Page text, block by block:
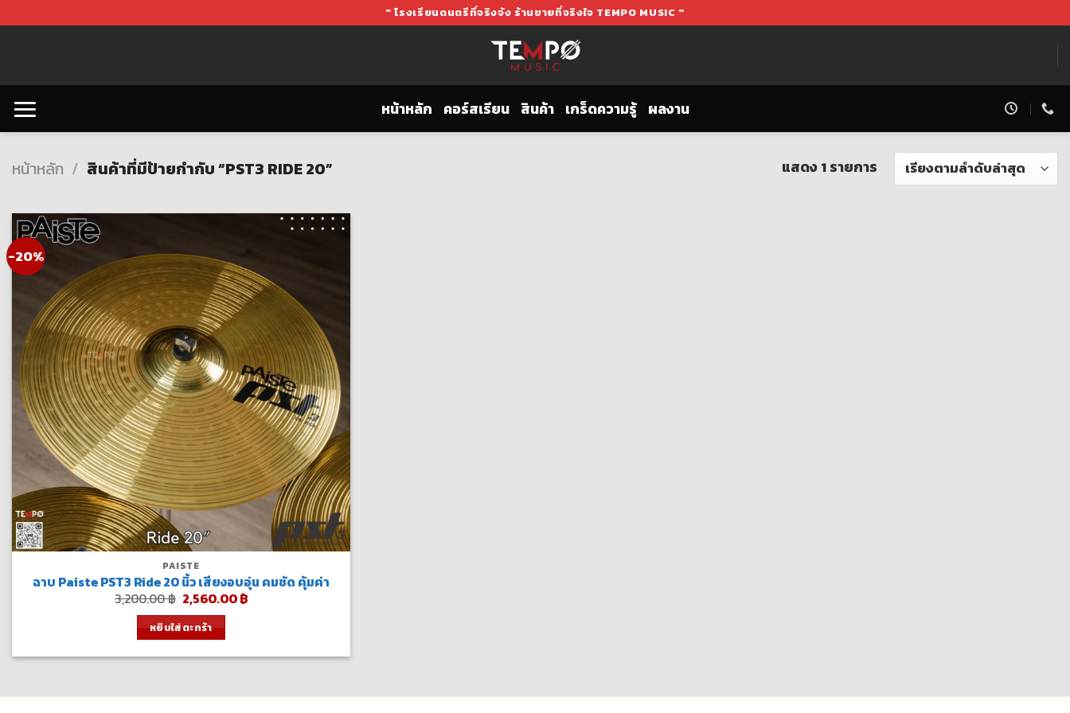
to
" โรงเรียนดนตรีที่จริงจัง ร้านขายที่จริงใจ TEMPO MUSIC "
หน้าหลัก คอร์สเรียน สินค้า เกร็ดความรู้ ผลงาน
หน้าหลัก / สินค้าที่มีป้ายกำกับ “PST3 RIDE 20” แสดง 1 รายการ
-20%
PAISTE
ฉาบ Paiste PST3 Ride 20 นิ้ว เสียงอบอุ่น คมชัด คุ้มค่า
3,200.00฿ Original
price
was:
3,200.00 ฿.
2,560.00฿Current
หยิบใส่ตะกร้า